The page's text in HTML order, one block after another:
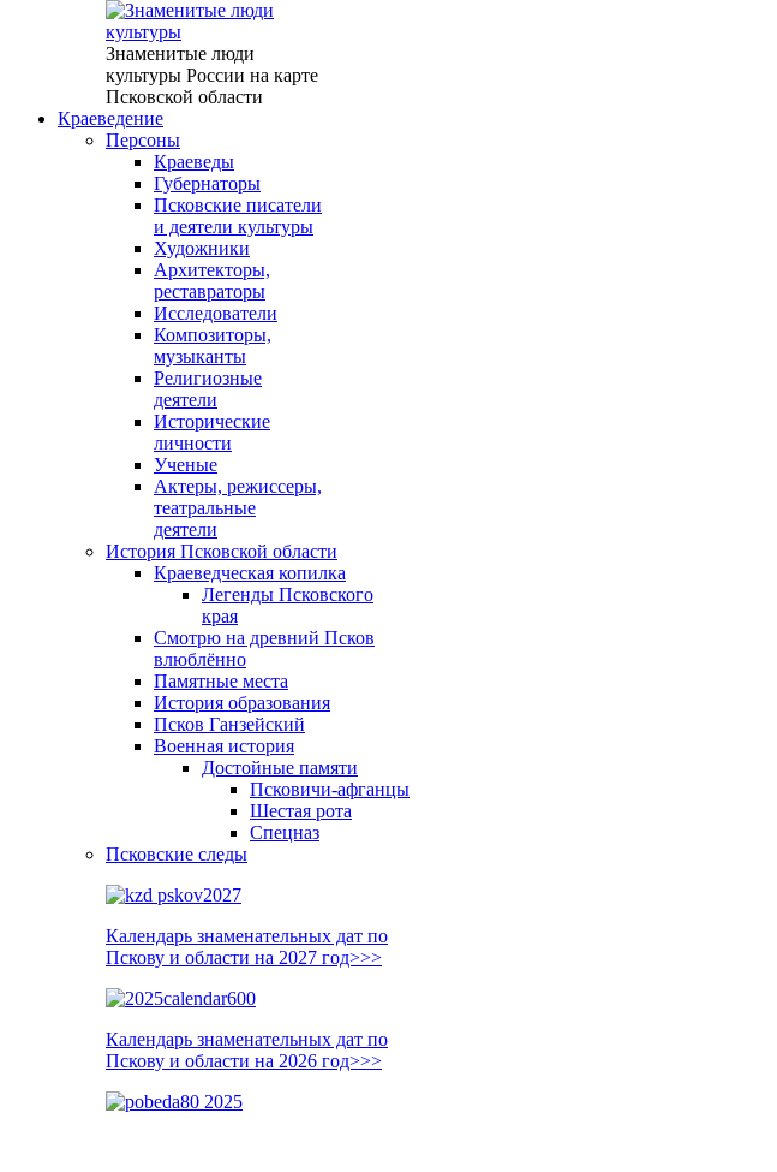
Знаменитые люди
культуры России на карте
Псковской области
Краеведение
Персоны
Краеведы
Губернаторы
Псковские писатели
и деятели культуры
Художники
Архитекторы,
реставраторы
Исследователи
Композиторы,
музыканты
Религиозные
деятели
Исторические
личности
Ученые
Актеры, режиссеры,
театральные
деятели
История Псковской области
Краеведческая копилка
Легенды Псковского
края
Смотрю на древний Псков
влюблённо
Памятные места
История образования
Псков Ганзейский
Военная история
Достойные памяти
Псковичи-афганцы
Шестая рота
Спецназ
Псковские следы
Календарь знаменательных дат по
Пскову и области на 2027 год>>>
Календарь знаменательных дат по
Пскову и области на 2026 год>>>